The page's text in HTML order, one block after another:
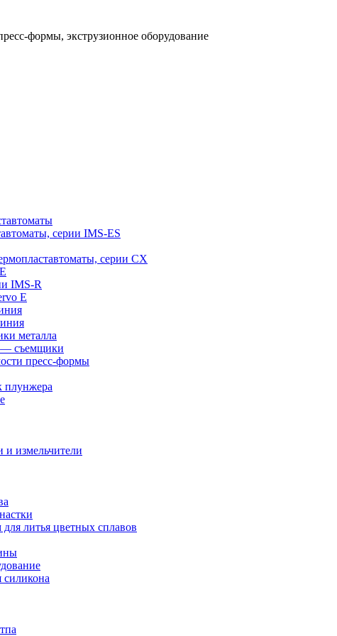
формы, экструзионное оборудование
серии IMS-ES
серии СХ
IMS-R
E
металла
— съемщики
пресс-формы
плунжера
и измельчители
литья цветных сплавов